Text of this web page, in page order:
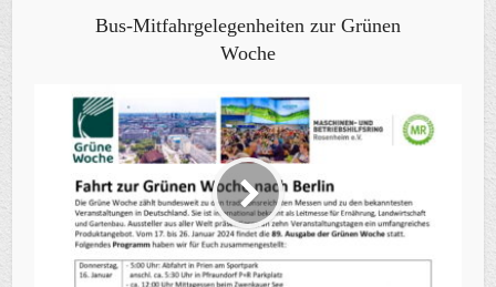
Bus-Mitfahrgelegenheiten zur Grünen
Woche